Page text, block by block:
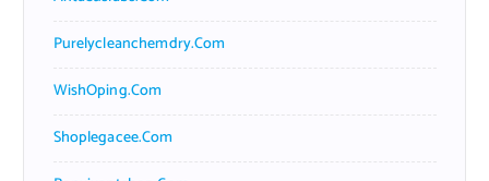
Purelycleanchemdry.com
WishOping.com
Shoplegacee.com